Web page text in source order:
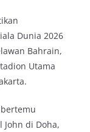
Dunia 2026
Bahrain,
Utama
John di Doha,